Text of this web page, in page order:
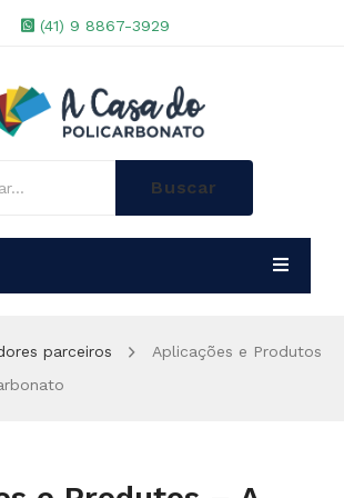
(41) 9 8867-3929
Buscar
parceiros
Aplicações e Produtos